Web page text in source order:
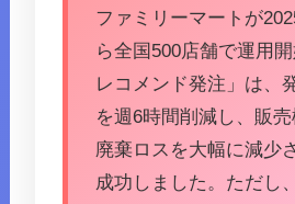
ファミリーマートが
ら全国500店舗で運用
レコメンド発注」は、
を週6時間削減し、販
廃棄ロスを大幅に減少
成功しました。ただし